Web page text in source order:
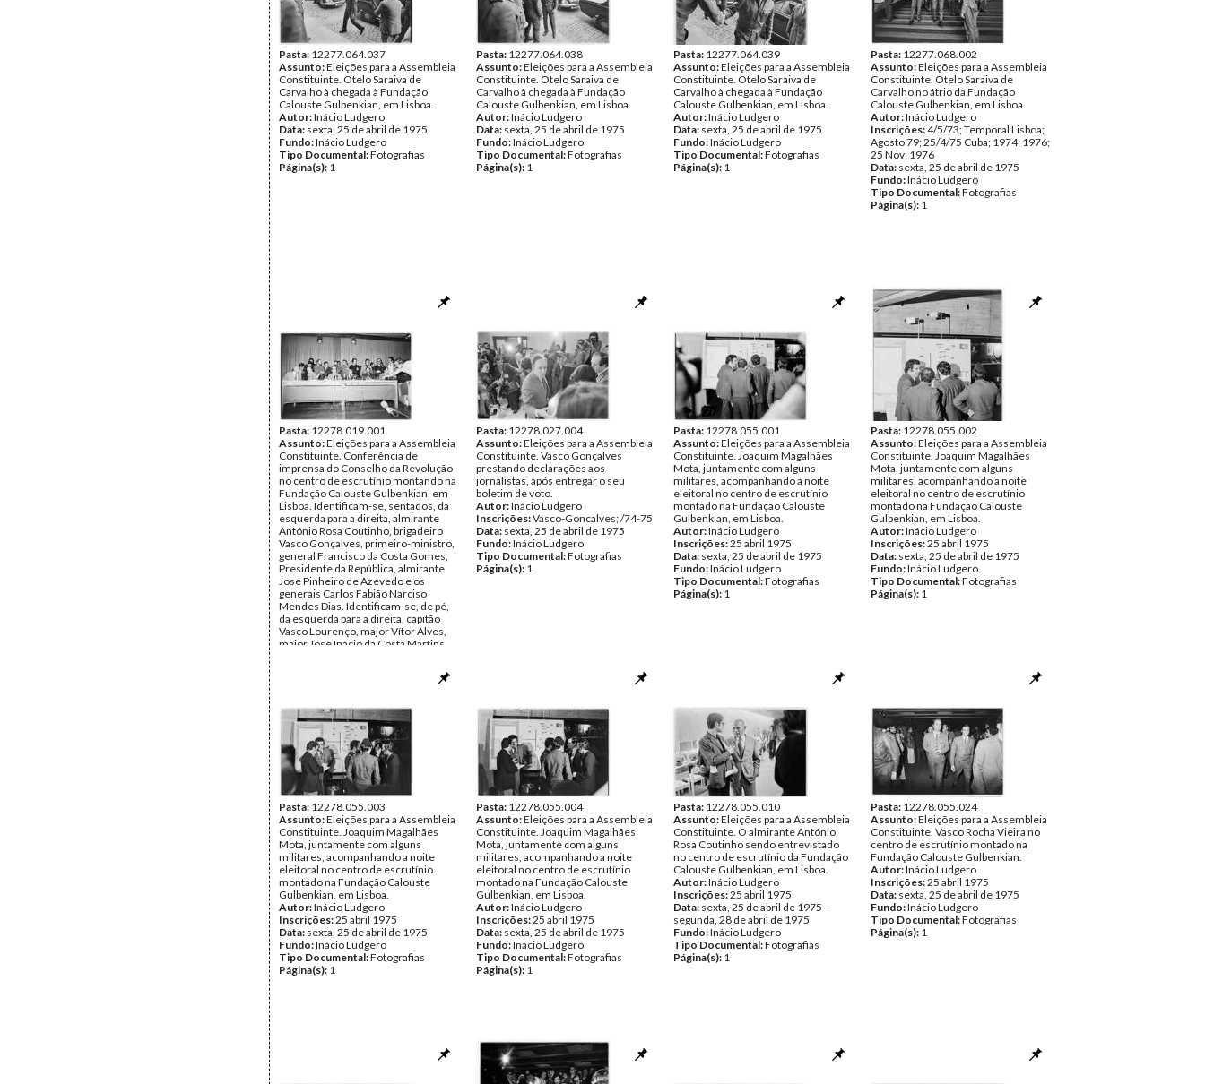
Pasta: 12277.064.037
Assunto:Eleições para a Assembleia
Constituinte. Otelo Saraiva de
Carvalho à chegada à Fundação
Calouste Gulbenkian, em Lisboa.
Autor:Inácio Ludgero
Data: sexta, 25 de abril de 1975
Fundo:Inácio Ludgero
Tipo Documental:Fotografias
Página(s): 1
Pasta: 12277.064.038
Assunto:Eleições para a Assembleia
Constituinte. Otelo Saraiva de
Carvalho à chegada à Fundação
Calouste Gulbenkian, em Lisboa.
Autor:Inácio Ludgero
Data: sexta, 25 de abril de 1975
Fundo:Inácio Ludgero
Tipo Documental:Fotografias
Página(s): 1
Pasta: 12277.064.039
Assunto:Eleições para a Assembleia
Constituinte. Otelo Saraiva de
Carvalho à chegada à Fundação
Calouste Gulbenkian, em Lisboa.
Autor:Inácio Ludgero
Data: sexta, 25 de abril de 1975
Fundo:Inácio Ludgero
Tipo Documental:Fotografias
Página(s): 1
Pasta: 12277.068.002
Assunto:Eleições para a Assembleia
Constituinte. Otelo Saraiva de
Carvalho no átrio da Fundação
Calouste Gulbenkian, em Lisboa.
Autor:Inácio Ludgero
Inscrições:4/5/73; Temporal Lisboa;
Agosto 79; 25/4/75 Cuba; 1974; 1976;
25 Nov; 1976
Data: sexta, 25 de abril de 1975
Fundo:Inácio Ludgero
Tipo Documental:Fotografias
Página(s): 1
Pasta: 12278.019.001
Assunto:Eleições para a Assembleia
Constituinte. Conferência de
imprensa do Conselho da Revolução
no centro de escrutínio montando na
Fundação Calouste Gulbenkian, em
Lisboa. Identificam-se, sentados, da
esquerda para a direita, almirante
António Rosa Coutinho, brigadeiro
Vasco Gonçalves, primeiro-ministro,
general Francisco da Costa Gomes,
Presidente da República, almirante
José Pinheiro de Azevedo e os
generais Carlos Fabião Narciso
Mendes Dias. Identificam-se, de pé,
da esquerda para a direita, capitão
Vasco Lourenço, major Vítor Alves,
major José Inácio da Costa Martins,
capitão-tenente Carlos de Almada
Pires, entre outros.
Autor:Inácio Ludgero
Inscrições:Marcelo no Alvor;
25/4/75; Agosto 79
Data:sexta, 25 de abril de 1975
Fundo:Inácio Ludgero
Tipo Documental:Fotografias
Página(s):1
Pasta: 12278.027.004
Assunto:Eleições para a Assembleia
Constituinte. Vasco Gonçalves
prestando declarações aos
jornalistas, após entregar o seu
boletim de voto.
Autor:Inácio Ludgero
Inscrições:Vasco-Goncalves; /74-75
Data: sexta, 25 de abril de 1975
Fundo:Inácio Ludgero
Tipo Documental:Fotografias
Página(s): 1
Pasta: 12278.055.001
Assunto:Eleições para a Assembleia
Constituinte. Joaquim Magalhães
Mota, juntamente com alguns
militares, acompanhando a noite
eleitoral no centro de escrutínio
montado na Fundação Calouste
Gulbenkian, em Lisboa.
Autor:Inácio Ludgero
Inscrições:25 abril 1975
Data: sexta, 25 de abril de 1975
Fundo:Inácio Ludgero
Tipo Documental:Fotografias
Página(s): 1
Pasta: 12278.055.002
Assunto:Eleições para a Assembleia
Constituinte. Joaquim Magalhães
Mota, juntamente com alguns
militares, acompanhando a noite
eleitoral no centro de escrutínio
montado na Fundação Calouste
Gulbenkian, em Lisboa.
Autor:Inácio Ludgero
Inscrições:25 abril 1975
Data: sexta, 25 de abril de 1975
Fundo:Inácio Ludgero
Tipo Documental:Fotografias
Página(s): 1
Pasta: 12278.055.003
Assunto:Eleições para a Assembleia
Constituinte. Joaquim Magalhães
Mota, juntamente com alguns
militares, acompanhando a noite
eleitoral no centro de escrutínio.
montado na Fundação Calouste
Gulbenkian, em Lisboa.
Autor:Inácio Ludgero
Inscrições:25 abril 1975
Data: sexta, 25 de abril de 1975
Fundo:Inácio Ludgero
Tipo Documental:Fotografias
Página(s): 1
Pasta: 12278.055.004
Assunto:Eleições para a Assembleia
Constituinte. Joaquim Magalhães
Mota, juntamente com alguns
militares, acompanhando a noite
eleitoral no centro de escrutínio
montado na Fundação Calouste
Gulbenkian, em Lisboa.
Autor:Inácio Ludgero
Inscrições:25 abril 1975
Data: sexta, 25 de abril de 1975
Fundo:Inácio Ludgero
Tipo Documental:Fotografias
Página(s): 1
Pasta: 12278.055.010
Assunto:Eleições para a Assembleia
Constituinte. O almirante António
Rosa Coutinho sendo entrevistado
no centro de escrutínio da Fundação
Calouste Gulbenkian, em Lisboa.
Autor:Inácio Ludgero
Inscrições:25 abril 1975
Data: sexta, 25 de abril de 1975 -
segunda, 28 de abril de 1975
Fundo:Inácio Ludgero
Tipo Documental:Fotografias
Página(s): 1
Pasta: 12278.055.024
Assunto:Eleições para a Assembleia
Constituinte. Vasco Rocha Vieira no
centro de escrutínio montado na
Fundação Calouste Gulbenkian.
Autor:Inácio Ludgero
Inscrições:25 abril 1975
Data: sexta, 25 de abril de 1975
Fundo:Inácio Ludgero
Tipo Documental:Fotografias
Página(s): 1